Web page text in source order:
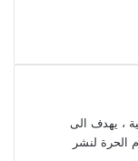
، يهدف الى
الحرة لنشر